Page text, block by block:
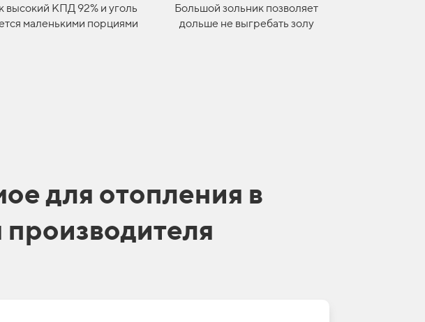
высокий КПД 92% и уголь
маленькими порциями
Большой зольник позволяет
дольше не выгребать золу
для отопления в